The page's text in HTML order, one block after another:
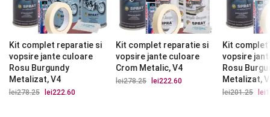
Kit complet reparatie si
vopsire jante culoare
Rosu Burgundy
Metalizat, V4
lei278.25
Prețul
lei222.60
Kit complet reparatie si
vopsire jante culoare
Crom Metalic, V4
lei278.25
Prețul
lei222.60
Kit
vopsire
Rosu
Metalizat,
lei201.25 lei